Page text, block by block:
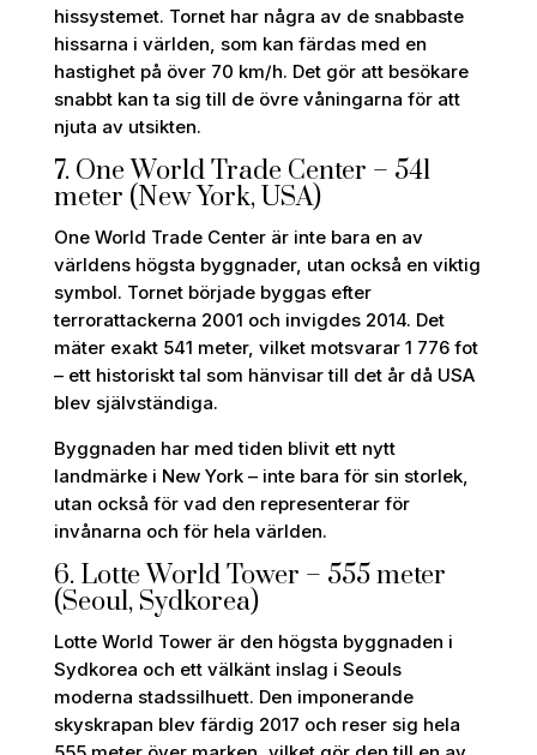
hissystemet. Tornet har några av de snabbaste
hissarna i världen, som kan färdas med en
hastighet på över 70 km/h. Det gör att besökare
snabbt kan ta sig till de övre våningarna för att
njuta av utsikten.
7. One World Trade Center – 541
meter (New York, USA)
One World Trade Center är inte bara en av
världens högsta byggnader, utan också en viktig
symbol. Tornet började byggas efter
terrorattackerna 2001 och invigdes 2014. Det
mäter exakt 541 meter, vilket motsvarar 1 776 fot
– ett historiskt tal som hänvisar till det år då USA
blev självständiga.
Byggnaden har med tiden blivit ett nytt
landmärke i New York – inte bara för sin storlek,
utan också för vad den representerar för
invånarna och för hela världen.
6. Lotte World Tower – 555 meter
(Seoul, Sydkorea)
Lotte World Tower är den högsta byggnaden i
Sydkorea och ett välkänt inslag i Seouls
moderna stadssilhuett. Den imponerande
skyskrapan blev färdig 2017 och reser sig hela